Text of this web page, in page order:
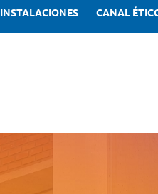
INSTALACIONES CANAL